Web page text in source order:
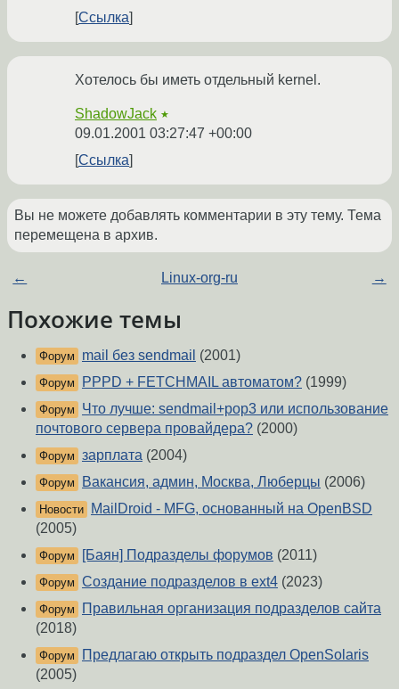
Ссылка
Хотелось бы иметь отдельный kernel.
ShadowJack ★
09.01.2001 03:27:47 +00:00
Ссылка
Вы не можете добавлять комментарии в эту тему. Тема
перемещена в архив.
← Linux-org-ru →
Похожие темы
Форум mail без sendmail (2001)
Форум PPPD + FETCHMAIL автоматом? (1999)
Форум
Что лучше: sendmail+pop3 или использование
почтового сервера провайдера? (2000)
Форум зарплата (2004)
Форум Вакансия, админ, Москва, Люберцы (2006)
Новости
MailDroid - MFG, основанный на OpenBSD
(2005)
Форум [Баян] Подразделы форумов (2011)
Форум Создание подразделов в ext4 (2023)
Форум
Правильная организация подразделов сайта
(2018)
Форум
Предлагаю открыть подраздел OpenSolaris
(2005)